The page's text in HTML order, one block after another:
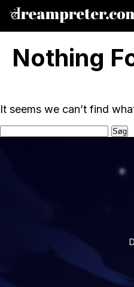
Nothing
It seems we can’t find
Søg
efter: